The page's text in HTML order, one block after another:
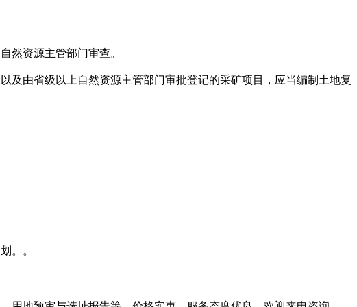
然资源主管部门审查。
及由省级以上自然资源主管部门审批登记的采矿项目，应当编制土地复
。。